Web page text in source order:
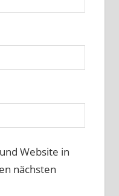
Website in
nächsten